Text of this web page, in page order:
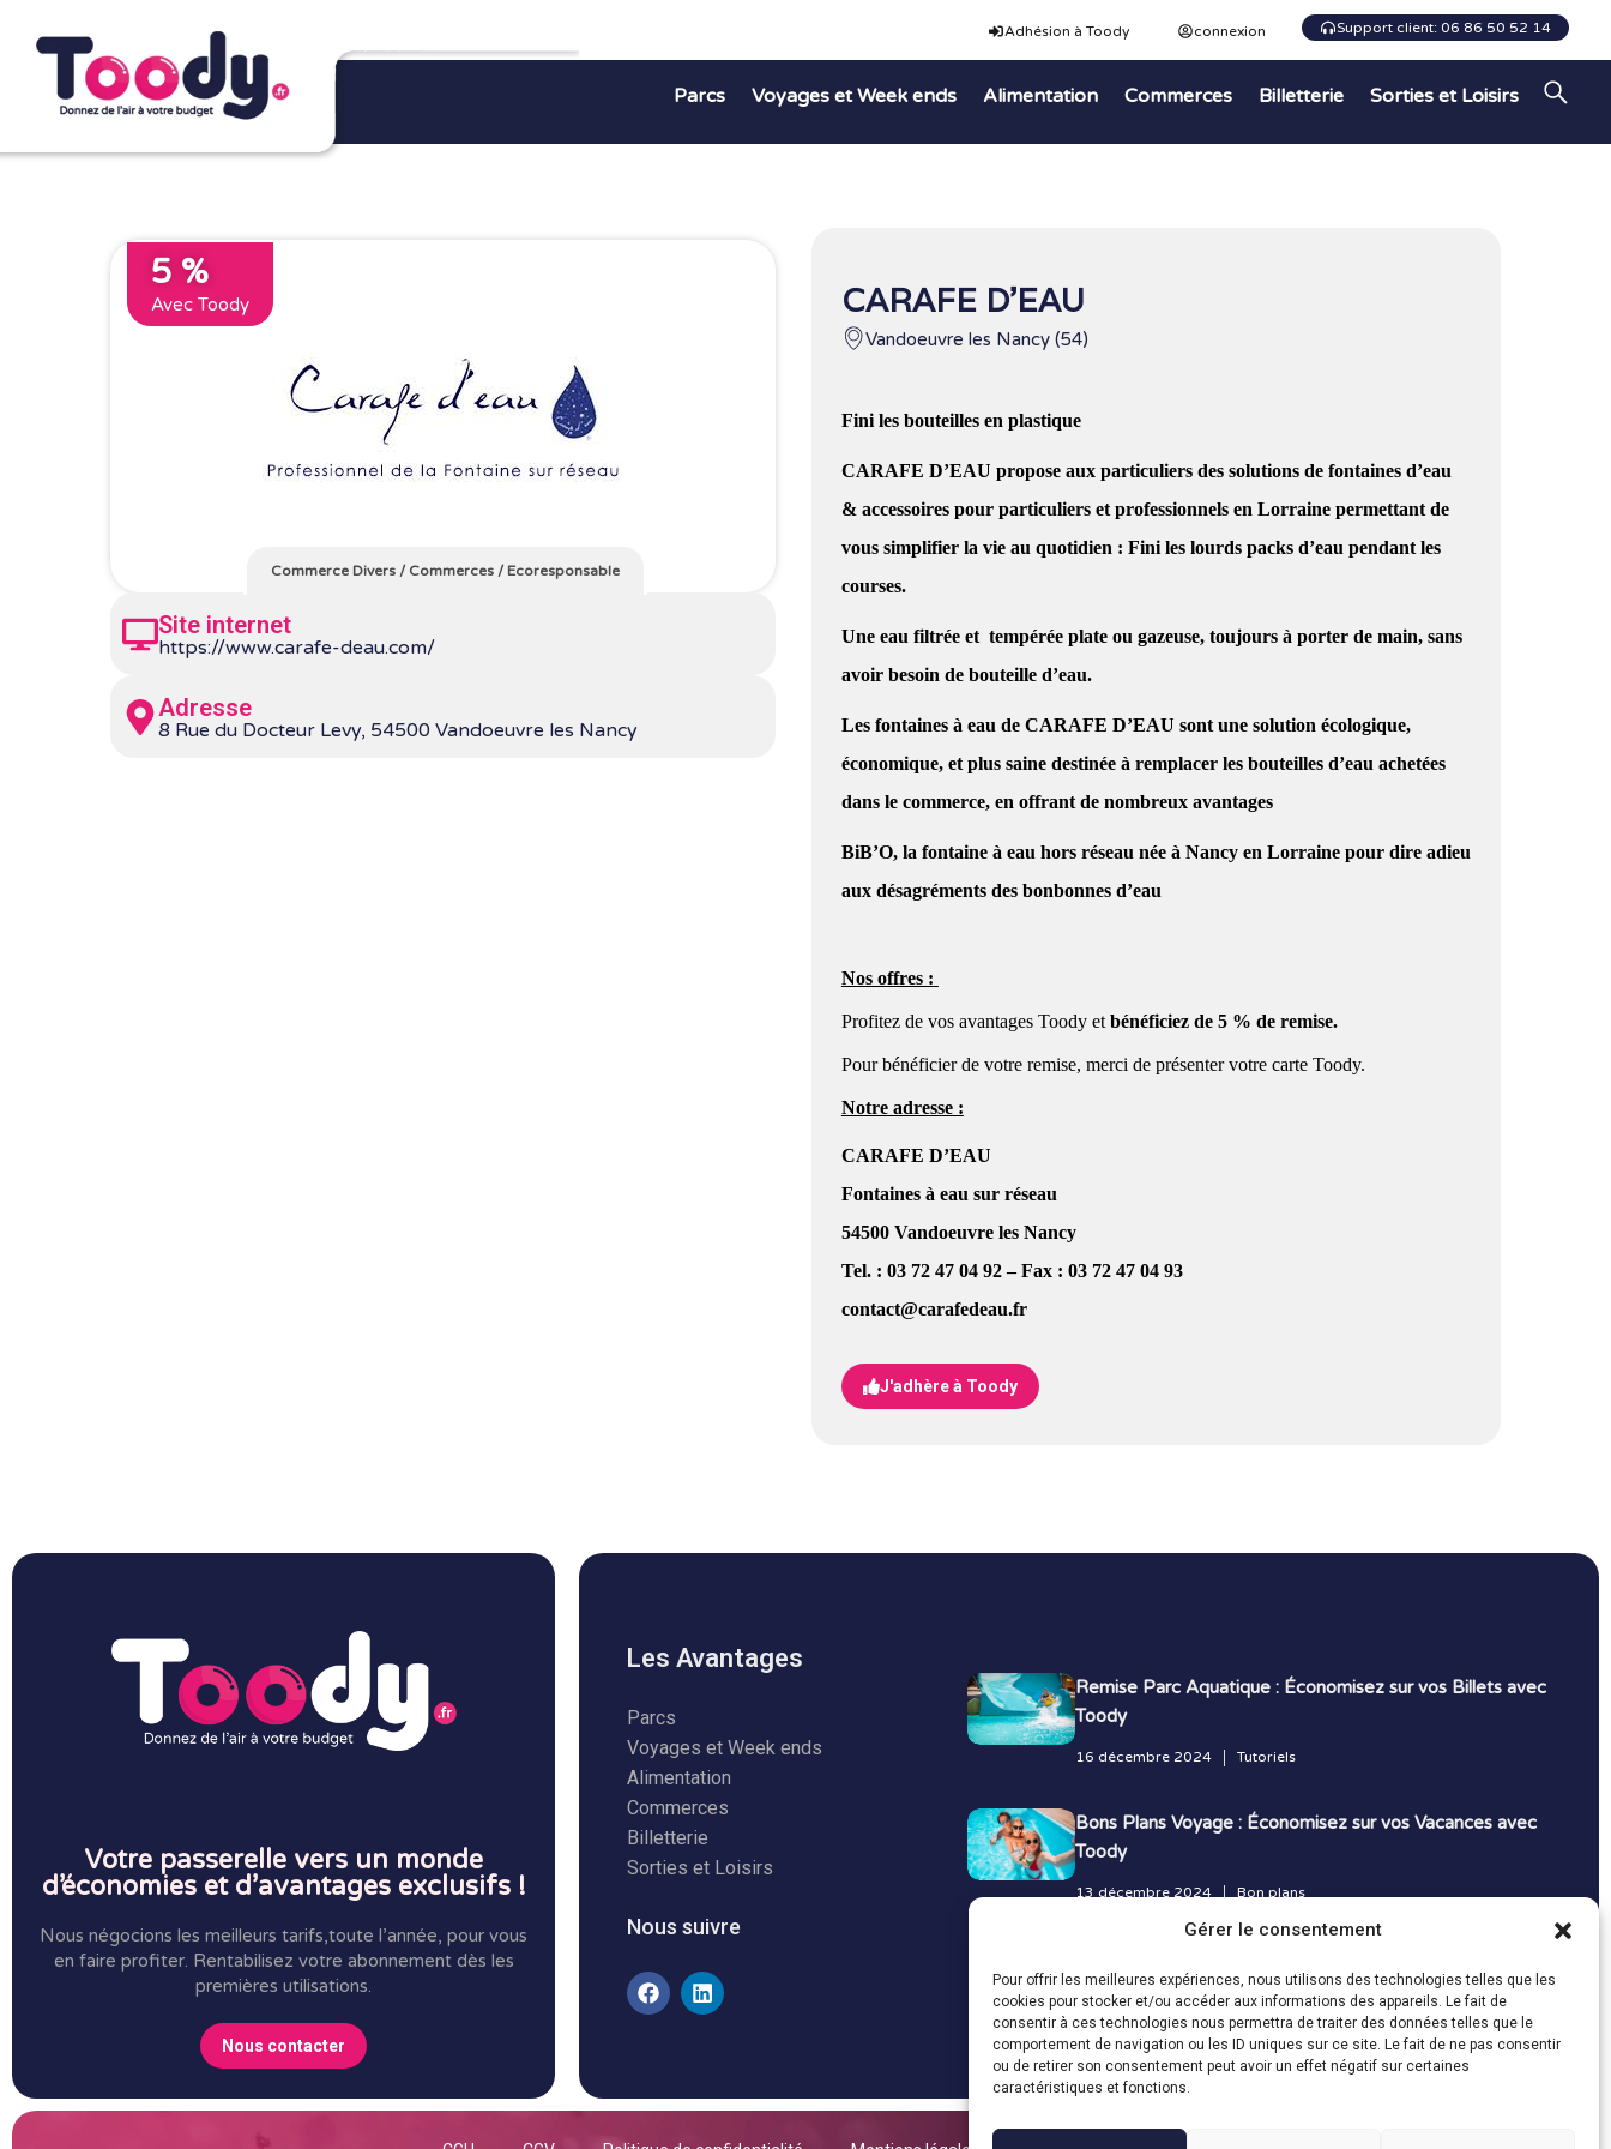
Gérer le consentement
Pour offrir les meilleures expériences, nous utilisons des technologies telles que les
cookies pour stocker et/ou accéder aux informations des appareils. Le fait de
consentir à ces technologies nous permettra de traiter des données telles que le
comportement de navigation ou les ID uniques sur ce site. Le fait de ne pas consentir
ou de retirer son consentement peut avoir un effet négatif sur certaines
caractéristiques et fonctions.
Adhésion à Toody connexion Support client: 06 86 50 52 14
Parcs Voyages et Week ends Alimentation Commerces Billetterie Sorties et Loisirs
5 %
Avec Toody
Commerce Divers/ Commerces/Ecoresponsable
Site internet
https://www.carafe-deau.com/
Adresse
8 Rue du Docteur Levy, 54500 Vandoeuvre les Nancy
CARAFE D’EAU
Vandoeuvre les Nancy (54)
Fini les bouteilles en plastique
CARAFE D’EAU propose aux particuliers des solutions de fontaines d’eau
& accessoires pour particuliers et professionnels en Lorraine permettant de
vous simplifier la vie au quotidien : Fini les lourds packs d’eau pendant les
courses.
Une eau filtrée et tempérée plate ou gazeuse, toujours à porter de main, sans
avoir besoin de bouteille d’eau.
Les fontaines à eau de CARAFE D’EAU sont une solution écologique,
économique, et plus saine destinée à remplacer les bouteilles d’eau achetées
dans le commerce, en offrant de nombreux avantages
BiB’O, la fontaine à eau hors réseau née à Nancy en Lorraine pour dire adieu
aux désagréments des bonbonnes d’eau
Nos offres :
Profitez de vos avantages Toody etbénéficiezde 5 % de remise.
Pour bénéficier de votre remise, merci de présenter votre carteToody.
Notre adresse :
CARAFE D’EAU
Fontaines à eau sur réseau
54500 Vandoeuvre les Nancy
Tel. : 03 72 47 04 92 – Fax : 03 72 47 04 93
contact@carafedeau.fr
J'adhère à Toody
Votre passerelle vers un monde
d’économies et d’avantages exclusifs !
Nous négocions les meilleurs tarifs,toute l’année, pour vous
en faire profiter. Rentabilisez votre abonnement dès les
premières utilisations.
Nous contacter
Les Avantages
Parcs
Voyages et Week ends
Alimentation
Commerces
Billetterie
Sorties et Loisirs
Nous suivre
Remise Parc Aquatique : Économisez sur vos Billets avec
Toody
16 décembre 2024 Tutoriels
Bons Plans Voyage : Économisez sur vos Vacances avec
Toody
13 décembre 2024 Bon plans